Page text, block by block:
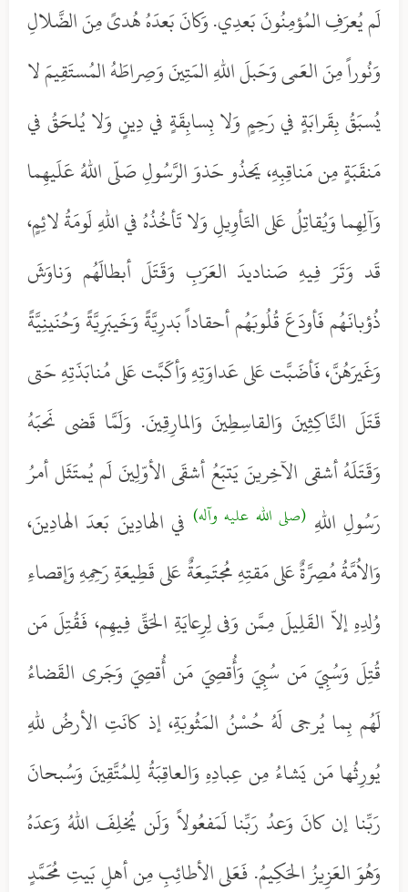
لَم يُعرَفِ المُؤمِنُونَ بَعدِي. وَكانَ بَعدَهُ هُدىً مِنَ الضَّلالِ
وَنُوراً مِنَ العَمى وَحَبلَ اللهِ المَتِينَ وَصِراطَهُ المُستَقِيمَ لا
يُسبَقُ بِقَرابَةٍ في رَحِمٍ وَلا بِسابِقَةٍ في دِينٍ وَلا يُلحَقُ في
مَنقَبَةٍ مِن مَناقِبِهِ، يَحذُو حَذوَ الرَّسُولِ صَلّى اللهُ عَلَيهِما
وَآلِهِما وَيُقاتِلُ عَلى التَأوِيلِ وَلا تَأخُذُهُ في اللهِ لَومَةُ لائِمٍ،
قَد وَتَرَ فِيهِ صَناديدَ العَرَبِ وَقَتَلَ أبطالَهُم وَناوَشَ
ذُؤبانَهُم فَأودَعَ قُلُوبَهُم أحقاداً بَدرِيَّةً وَخَيبَرِيَّةً وَحُنَينِيَّةً
وَغَيرَهُنَّ، فَأضَبَّت عَلى عَداوَتِهِ وَأكَبَّت عَلى مُنابَذَتِهِ حَتى
قَتَلَ النَّاكِثِينَ وَالقاسِطِينَ وَالمارِقِينَ. وَلَمَّا قَضى نَحبَهُ
وَقَتَلَهُ أشقى الآخِرينَ يَتبَعُ أشقَى الأوّلِينَ لَم يُمتَثَل أمرُ
رَسُولِ اللهِ (صلى الله عليه وآله) في الهادِينَ بَعدَ الهادِينَ،
وَالاُمَّةُ مُصِرَّةٌ عَلى مَقتِهِ مُجتَمِعَةٌ عَلى قَطِيعَةِ رَحِمِهِ وَإقصاءِ
وُلدِهِ إلاّ القَلِيلَ مِمَّن وَفى لِرِعايَةِ الحَقِّ فِيهِم، فَقُتِلَ مَن
قُتِلَ وَسُبِيَ مَن سُبِيَ وَأُقصِيَ مَن أُقصِيَ وَجَرى القَضاءُ
لَهُم بِما يُرجى لَهُ حُسْنُ المَثُوبَةِ، إذ كانَتِ الأرضُ للهِ
يُورِثُها مَن يَشاءُ مِن عِبادِهِ وَالعاقِبَةُ لِلمُتَّقِينَ وَسُبحانَ
رَبِّنا إن كانَ وَعدُ رَبِّنا لَمَفعُولاً وَلَن يُخلِفَ اللهُ وَعدَهُ
وَهُوَ العَزِيزُ الحَكِيمُ. فَعَلى الأطائِبِ مِن أهلِ بَيتِ مُحَمَّدٍ